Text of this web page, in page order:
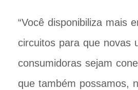
“Você disponibiliza mais
circuitos para que novas
consumidoras sejam
que também possamos,